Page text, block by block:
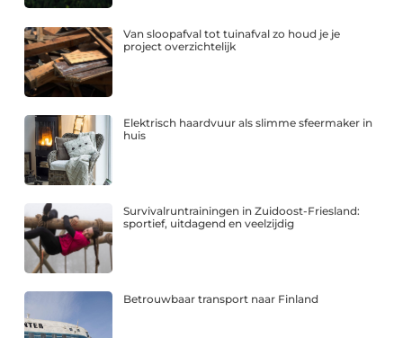
Van sloopafval tot tuinafval zo houd je je
project overzichtelijk
Elektrisch haardvuur als slimme sfeermaker in
huis
Survivalruntrainingen in Zuidoost-Friesland:
sportief, uitdagend en veelzijdig
Betrouwbaar transport naar Finland